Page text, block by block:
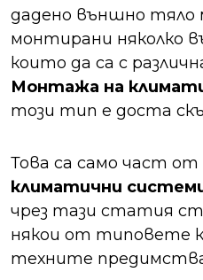
дадено външно тяло
монтирани няколко
които да са с
Монтажа на
този тип е доста
Това са само част
климатични
чрез тази статия
някои от типовете
техните